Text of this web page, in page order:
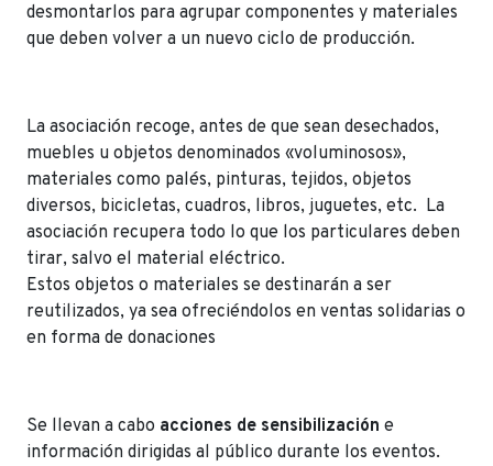
desmontarlos para agrupar componentes y materiales
que deben volver a un nuevo ciclo de producción.
La asociación recoge, antes de que sean desechados,
muebles u objetos denominados «voluminosos»,
materiales como palés, pinturas, tejidos, objetos
diversos, bicicletas, cuadros, libros, juguetes, etc. La
asociación recupera todo lo que los particulares deben
tirar, salvo el material eléctrico.
Estos objetos o materiales se destinarán a ser
reutilizados, ya sea ofreciéndolos en ventas solidarias o
en forma de donaciones
Se llevan a cabo acciones de sensibilización e
información dirigidas al público durante los eventos.